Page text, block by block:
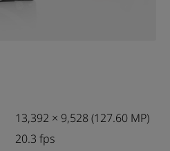
13,392 × 9,528 (127.60 MP)
20.3 fps